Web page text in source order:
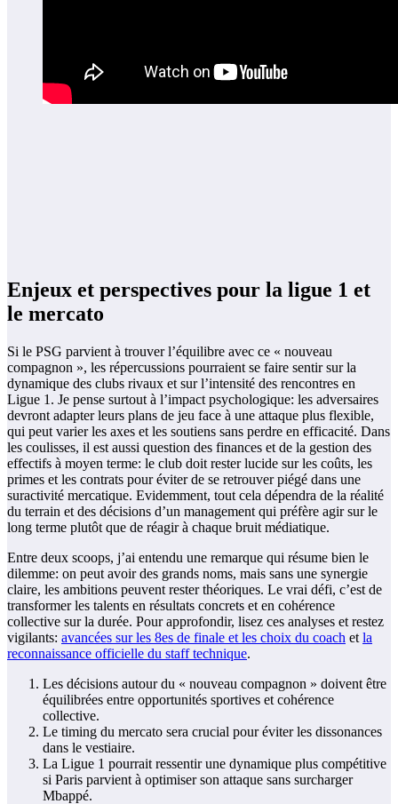
Enjeux et perspectives pour la ligue 1 et
le mercato
Si le PSG parvient à trouver l’équilibre avec ce « nouveau
compagnon », les répercussions pourraient se faire sentir sur la
dynamique des clubs rivaux et sur l’intensité des rencontres en
Ligue 1. Je pense surtout à l’impact psychologique: les adversaires
devront adapter leurs plans de jeu face à une attaque plus flexible,
qui peut varier les axes et les soutiens sans perdre en efficacité. Dans
les coulisses, il est aussi question des finances et de la gestion des
effectifs à moyen terme: le club doit rester lucide sur les coûts, les
primes et les contrats pour éviter de se retrouver piégé dans une
suractivité mercatique. Evidemment, tout cela dépendra de la réalité
du terrain et des décisions d’un management qui préfère agir sur le
long terme plutôt que de réagir à chaque bruit médiatique.
Entre deux scoops, j’ai entendu une remarque qui résume bien le
dilemme: on peut avoir des grands noms, mais sans une synergie
claire, les ambitions peuvent rester théoriques. Le vrai défi, c’est de
transformer les talents en résultats concrets et en cohérence
collective sur la durée. Pour approfondir, lisez ces analyses et restez
vigilants: avancées sur les 8es de finale et les choix du coach et la
reconnaissance officielle du staff technique.
Les décisions autour du « nouveau compagnon » doivent être
équilibrées entre opportunités sportives et cohérence
collective.
Le timing du mercato sera crucial pour éviter les dissonances
dans le vestiaire.
La Ligue 1 pourrait ressentir une dynamique plus compétitive
si Paris parvient à optimiser son attaque sans surcharger
Mbappé.